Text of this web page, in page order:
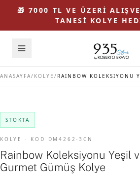
🎁 7000 TL VE ÜZERİ
TANESİ KOLYE
ANASAYFA/ KOLYE /
STOKTA
KOLYE · KOD DM4262-3CN
Rainbow Koleksiyonu Yeşil
Gurmet Gümüş Kolye